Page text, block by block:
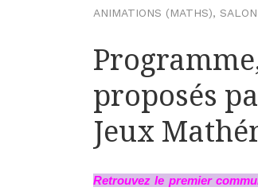
ANIMATIONS (MATHS),
proposés
Jeux
Retrouvezle premier